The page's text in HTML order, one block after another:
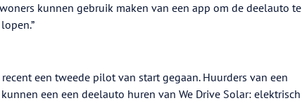
kunnen gebruik maken van een app om de deelauto te
een tweede pilot van start gegaan. Huurders van een
een een deelauto huren van We Drive Solar: elektrisch